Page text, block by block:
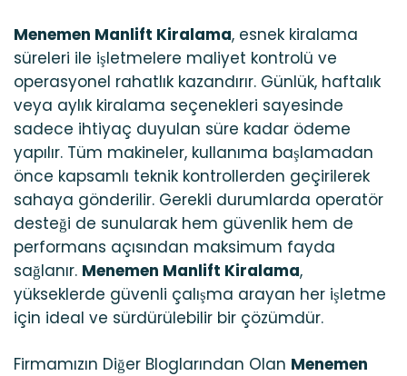
Menemen Manlift Kiralama, esnek kiralama
süreleri ile işletmelere maliyet kontrolü ve
operasyonel rahatlık kazandırır. Günlük, haftalık
veya aylık kiralama seçenekleri sayesinde
sadece ihtiyaç duyulan süre kadar ödeme
yapılır. Tüm makineler, kullanıma başlamadan
önce kapsamlı teknik kontrollerden geçirilerek
sahaya gönderilir. Gerekli durumlarda operatör
desteği de sunularak hem güvenlik hem de
performans açısından maksimum fayda
sağlanır. Menemen Manlift Kiralama,
yükseklerde güvenli çalışma arayan her işletme
için ideal ve sürdürülebilir bir çözümdür.
Firmamızın Diğer Bloglarından Olan Menemen